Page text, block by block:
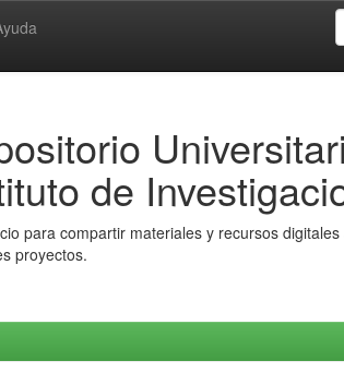
de
para compartir materiales y recursos
proyectos.